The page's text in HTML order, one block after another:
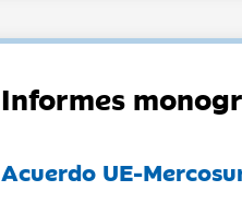
Informes
Acuerdo UE-